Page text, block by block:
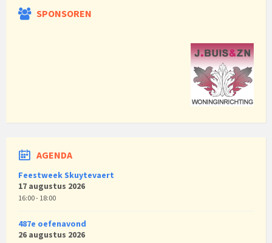
SPONSOREN
AGENDA
Feestweek Skuytevaert
17 augustus 2026
16:00 - 18:00
487e oefenavond
26 augustus 2026